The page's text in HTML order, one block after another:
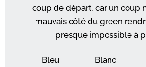
coup de départ, car un coup
mauvais côté du green
presque impossible à
Bleu
Blanc